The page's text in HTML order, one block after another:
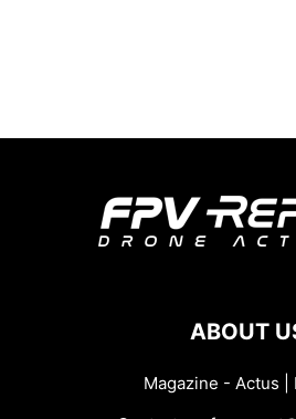
ABOUT
Magazine - Actus |